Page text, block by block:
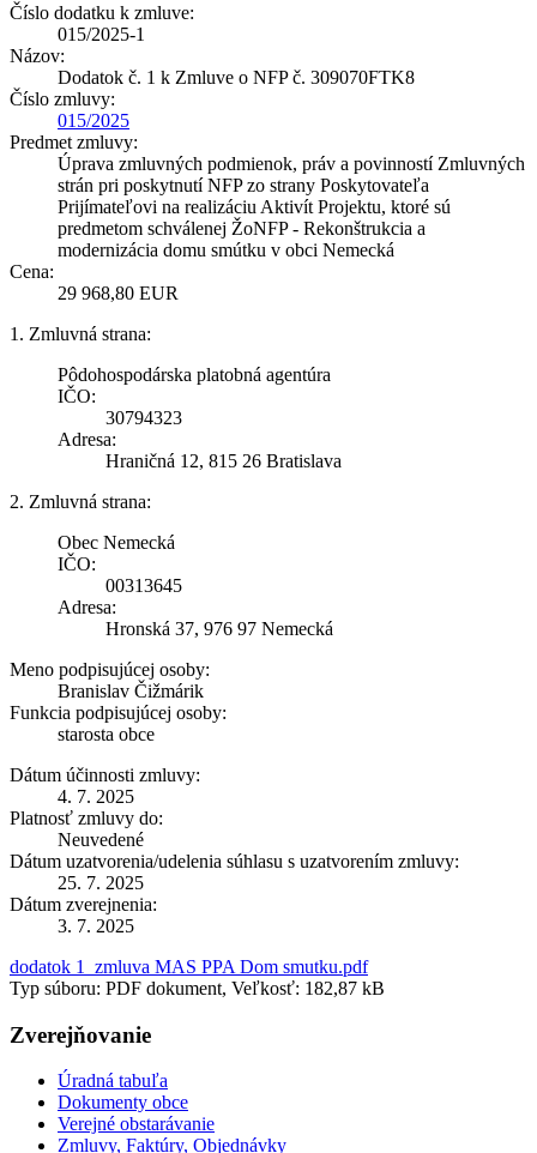
Číslo dodatku k zmluve:
015/2025-1
Názov:
Dodatok č. 1 k Zmluve o NFP č. 309070FTK8
Číslo zmluvy:
015/2025
Predmet zmluvy:
Úprava zmluvných podmienok, práv a povinností Zmluvných
strán pri poskytnutí NFP zo strany Poskytovateľa
Prijímateľovi na realizáciu Aktivít Projektu, ktoré sú
predmetom schválenej ŽoNFP - Rekonštrukcia a
modernizácia domu smútku v obci Nemecká
Cena:
29 968,80 EUR
1. Zmluvná strana:
Pôdohospodárska platobná agentúra
IČO:
30794323
Adresa:
Hraničná 12, 815 26 Bratislava
2. Zmluvná strana:
Obec Nemecká
IČO:
00313645
Adresa:
Hronská 37, 976 97 Nemecká
Meno podpisujúcej osoby:
Branislav Čižmárik
Funkcia podpisujúcej osoby:
starosta obce
Dátum účinnosti zmluvy:
4. 7. 2025
Platnosť zmluvy do:
Neuvedené
Dátum uzatvorenia/udelenia súhlasu s uzatvorením zmluvy:
25. 7. 2025
Dátum zverejnenia:
3. 7. 2025
dodatok 1_zmluva MAS PPA Dom smutku.pdf
Typ súboru: PDF dokument, Veľkosť: 182,87 kB
Zverejňovanie
Úradná tabuľa
Dokumenty obce
Verejné obstarávanie
Zmluvy, Faktúry, Objednávky